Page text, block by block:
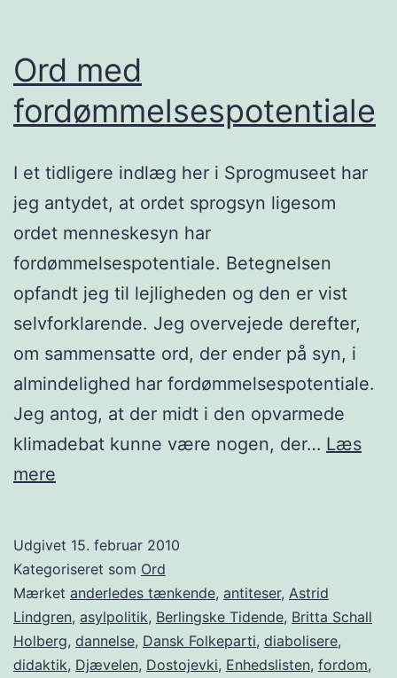
Ord med
fordømmelsespotentiale
I et tidligere indlæg her i Sprogmuseet har
jeg antydet, at ordet sprogsyn ligesom
ordet menneskesyn har
fordømmelsespotentiale. Betegnelsen
opfandt jeg til lejligheden og den er vist
selvforklarende. Jeg overvejede derefter,
om sammensatte ord, der ender på syn, i
almindelighed har fordømmelsespotentiale.
Jeg antog, at der midt i den opvarmede
klimadebat kunne være nogen, der… Læs
mere
Udgivet 15. februar 2010
Kategoriseret som Ord
Mærket anderledes tænkende, antiteser, Astrid
Lindgren, asylpolitik, Berlingske Tidende, Britta Schall
Holberg, dannelse, Dansk Folkeparti, diabolisere,
didaktik, Djævelen, Dostojevki, Enhedslisten, fordom,